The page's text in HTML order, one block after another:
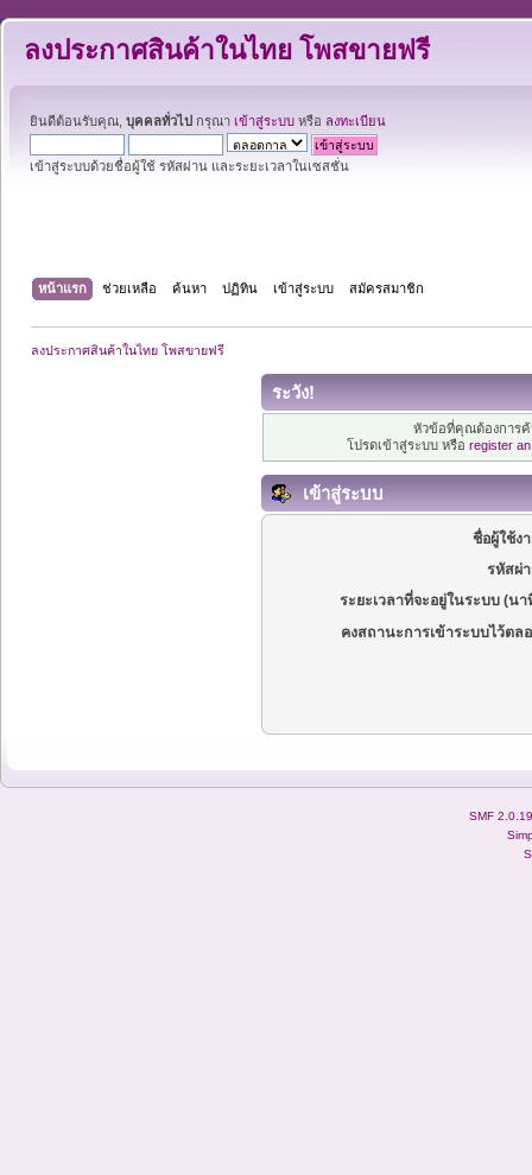
ลงประกาศสินค้าในไทย โพสขายฟรี
ยินดีต้อนรับคุณ, บุคคลทั่วไป กรุณา เข้าสู่ระบบ หรือ ลงทะเบียน
เข้าสู่ระบบด้วยชื่อผู้ใช้ รหัสผ่าน และระยะเวลาในเซสชั่น
หน้าแรก ช่วยเหลือ ค้นหา ปฏิทิน เข้าสู่ระบบ สมัครสมาชิก
ลงประกาศสินค้าในไทย โพสขายฟรี
ระวัง!
หัวข้อที่คุณต้องการ
โปรดเข้าสู่ระบบ หรือ register
เข้าสู่ระบบ
ชื่อผู้ใช้ง
รหัสผ่
ระยะเวลาที่จะอยู่ในระบบ (นา
คงสถานะการเข้าระบบไว้ตล
SMF 2.0.19